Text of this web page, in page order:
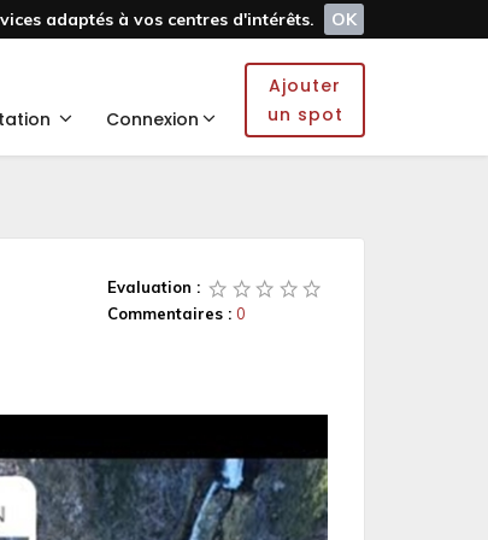
adaptés à vos centres d'intérêts.
OK
Connexion
Ajouter
un spot
Evaluation :
Commentaires : 0